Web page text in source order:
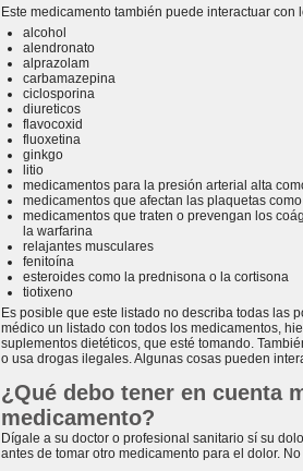
Este medicamento también puede interactuar con
alcohol
alendronato
alprazolam
carbamazepina
ciclosporina
diureticos
flavocoxid
fluoxetina
ginkgo
litio
medicamentos para la presión arterial alta
medicamentos que afectan las plaquetas
medicamentos que traten o prevengan los
la warfarina
relajantes musculares
fenitoína
esteroides como la prednisona o la cortisona
tiotixeno
Es posible que este listado no describa todas las
médico un listado con todos los medicamentos,
suplementos dietéticos, que esté tomando.
o usa drogas ilegales. Algunas cosas pueden
¿Qué debo tener en cuenta
medicamento?
Dígale a su doctor o profesional sanitario sí su
antes de tomar otro medicamento para el dolor.